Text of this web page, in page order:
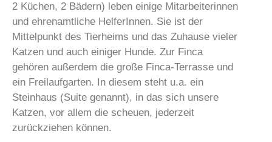
2 Küchen, 2 Bädern) leben einige Mitarbeiterinnen
und ehrenamtliche HelferInnen. Sie ist der
Mittelpunkt des Tierheims und das Zuhause vieler
Katzen und auch einiger Hunde. Zur Finca
gehören außerdem die große Finca-Terrasse und
ein Freilaufgarten. In diesem steht u.a. ein
Steinhaus (Suite genannt), in das sich unsere
Katzen, vor allem die scheuen, jederzeit
zurückziehen können.